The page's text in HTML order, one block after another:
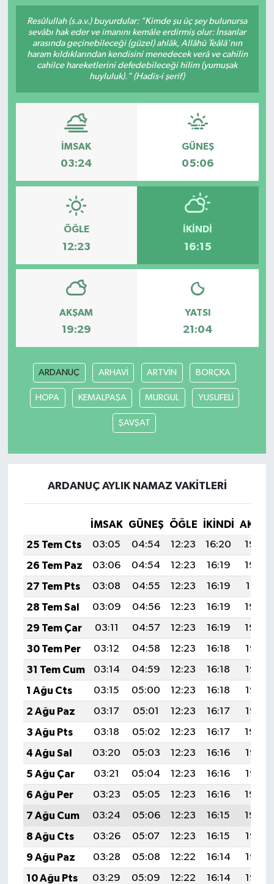
Resûlullah (s.a.v.) buyurdular: "Kimde şu üç şey bulunursa
sevâbı hak eder ve imanını kemâle erdirmiş olur: İnsanlar
arasında geçinebileceği (güzel) ahlâk, Allâhü Teâlâ'nın
haram kıldıklarından kendisini menedecek verâ ve cahilin
cahilce hareketlerini defedebileceği hilim (yumuşak
huyluluk)." (Hadis-i şerif)
İMSAK
03:24
GÜNEŞ
05:06
ÖĞLE
12:23
İKINDI
16:15
AKŞAM
19:29
YATSI
21:04
ARDANUÇ ARHAVİ ARTVİN BORÇKA
HOPA KEMALPAŞA MURGUL YUSUFELİ
ŞAVŞAT
ARDANUÇ AYLIK NAMAZ VAKITLERI
İMSAK GÜNEŞ ÖĞLE İKINDI
25 Tem Cts
03:05 04:54 12:23 16:20
19:43
26 Tem Paz
03:06 04:54 12:23 16:19
19:42
27 Tem Pts
03:08 04:55 12:23 16:19
19:41
28 Tem Sal
03:09 04:56 12:23 16:19
19:40
29 Tem Çar
03:11 04:57 12:23 16:19
19:39
30 Tem Per
03:12 04:58 12:23 16:18
19:38
31 Tem Cum
03:14 04:59 12:23 16:18
19:37
1 Ağu Cts
03:15 05:00 12:23 16:18
19:36
2 Ağu Paz
03:17 05:01 12:23 16:17
19:35
3 Ağu Pts
03:18 05:02 12:23 16:17
19:34
4 Ağu Sal
03:20 05:03 12:23 16:16
19:33
5 Ağu Çar
03:21 05:04 12:23 16:16
19:32
6 Ağu Per
03:23 05:05 12:23 16:16
19:30
7 Ağu Cum
03:24 05:06 12:23 16:15
19:29
8 Ağu Cts
03:26 05:07 12:23 16:15
19:28
9 Ağu Paz
03:28 05:08 12:22 16:14
19:27
10 Ağu Pts
03:29 05:09 12:22 16:14
19:25